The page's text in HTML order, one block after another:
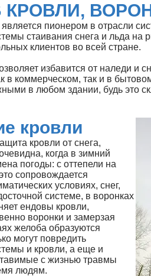
КРОВЛИ,
пионером в отрасли
стаивания снега и льда
клиентов во всей стране.
избавится от наледи и
в коммерческом, так и в
в любом здании, будь это
кровли
кровли от снега,
когда в зимний
погоды: с оттепели на
сопровождается
условиях, снег,
системе, в воронках
ендовы кровли,
воронки и замерзая
желоба образуются
могут повредить
и кровли, а еще и
с жизнью травмы
людям.